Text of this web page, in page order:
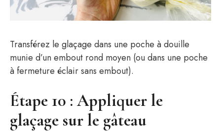
Transférez le glaçage dans une poche à douille
munie d’un embout rond moyen (ou dans une poche
à fermeture éclair sans embout).
Étape 10 : Appliquer le
glaçage sur le gâteau